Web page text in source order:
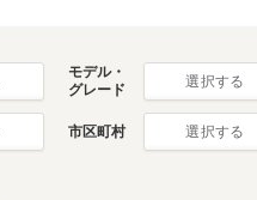
モデル・
グレード
選択する
市区町村 選択する